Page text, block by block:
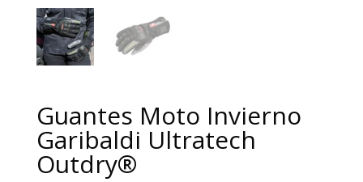
Guantes Moto Invierno
Garibaldi Ultratech
Outdry®